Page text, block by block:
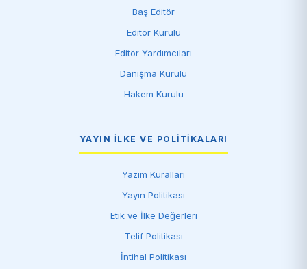
Baş Editör
Editör Kurulu
Editör Yardımcıları
Danışma Kurulu
Hakem Kurulu
YAYIN İLKE VE POLITIKALARI
Yazım Kuralları
Yayın Politikası
Etik ve İlke Değerleri
Telif Politikası
İntihal Politikası